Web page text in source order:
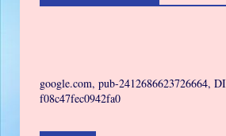
google.com, pub-2412686623726664,
f08c47fec0942fa0